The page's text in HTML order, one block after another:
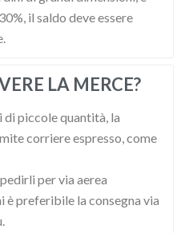
il saldo deve essere
LA MERCE?
piccole quantità, la
corriere espresso, come
per via aerea
è preferibile la consegna via